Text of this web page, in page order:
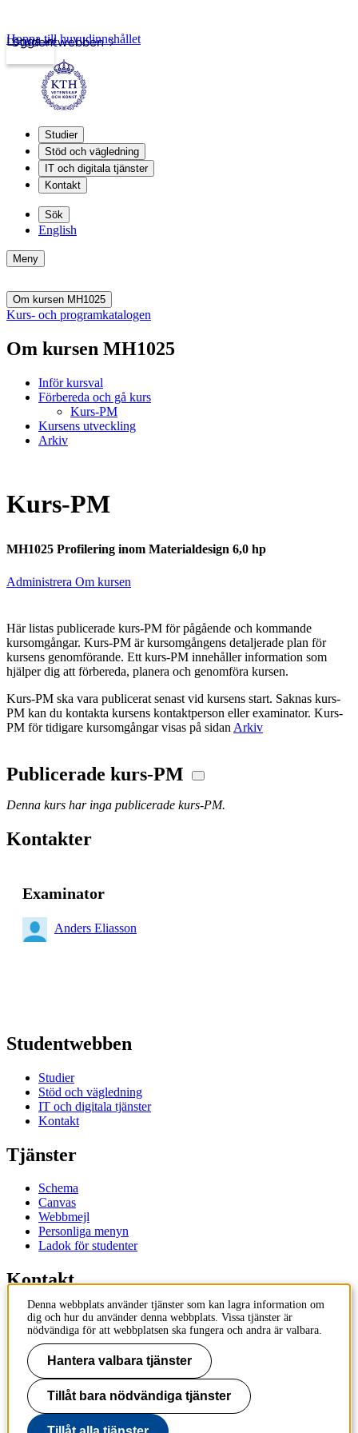
Studentwebben
Logga in
Hoppa till huvudinnehållet
Studier
Stöd och vägledning
IT och digitala tjänster
Kontakt
Sök
English
Meny
Om kursen MH1025
Kurs- och programkatalogen
Om kursen MH1025
Inför kursval
Förbereda och gå kurs
Kurs-PM
Kursens utveckling
Arkiv
Kurs-PM
MH1025 Profilering inom Materialdesign 6,0 hp
Administrera Om kursen
Här listas publicerade kurs-PM för pågående och kommande
kursomgångar. Kurs-PM är kursomgångens detaljerade plan för
kursens genomförande. Ett kurs-PM innehåller information som
hjälper dig att förbereda, planera och genomföra kursen.
Kurs-PM ska vara publicerat senast vid kursens start. Saknas kurs-
PM kan du kontakta kursens kontaktperson eller examinator. Kurs-
PM för tidigare kursomgångar visas på sidan Arkiv
Publicerade kurs-PM
Denna kurs har inga publicerade kurs-PM.
Kontakter
Examinator
Anders Eliasson
Studentwebben
Studier
Stöd och vägledning
IT och digitala tjänster
Kontakt
Tjänster
Schema
Canvas
Webbmejl
Personliga menyn
Ladok för studenter
Kontakt
Kontakta utbildningsprogram
Kontakta kurs
IT-support
KTH Entré
KTH
100 44 Stockholm
+46 8 790 60 00
Denna webbplats använder tjänster som kan lagra information om
dig och hur du använder denna webbplats. Vissa tjänster är
nödvändiga för att webbplatsen ska fungera och andra är valbara.
Hantera valbara tjänster
Tillåt bara nödvändiga tjänster